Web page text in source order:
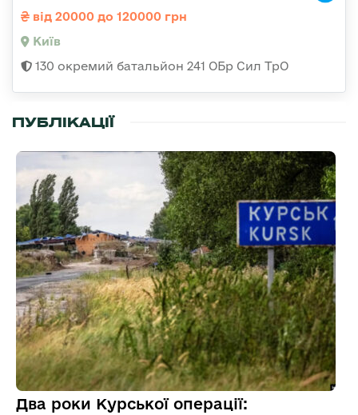
від 20000 до 120000 грн
Київ
130 окремий батальйон 241 ОБр Сил ТрО
ПУБЛІКАЦІЇ
Два роки Курської операції: